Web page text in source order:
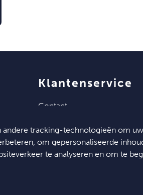
andere tracking-technologieën om
om gepersonaliseerde
te analyseren en om te
klantenservice
contact